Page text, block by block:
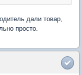
дали товар,
просто.